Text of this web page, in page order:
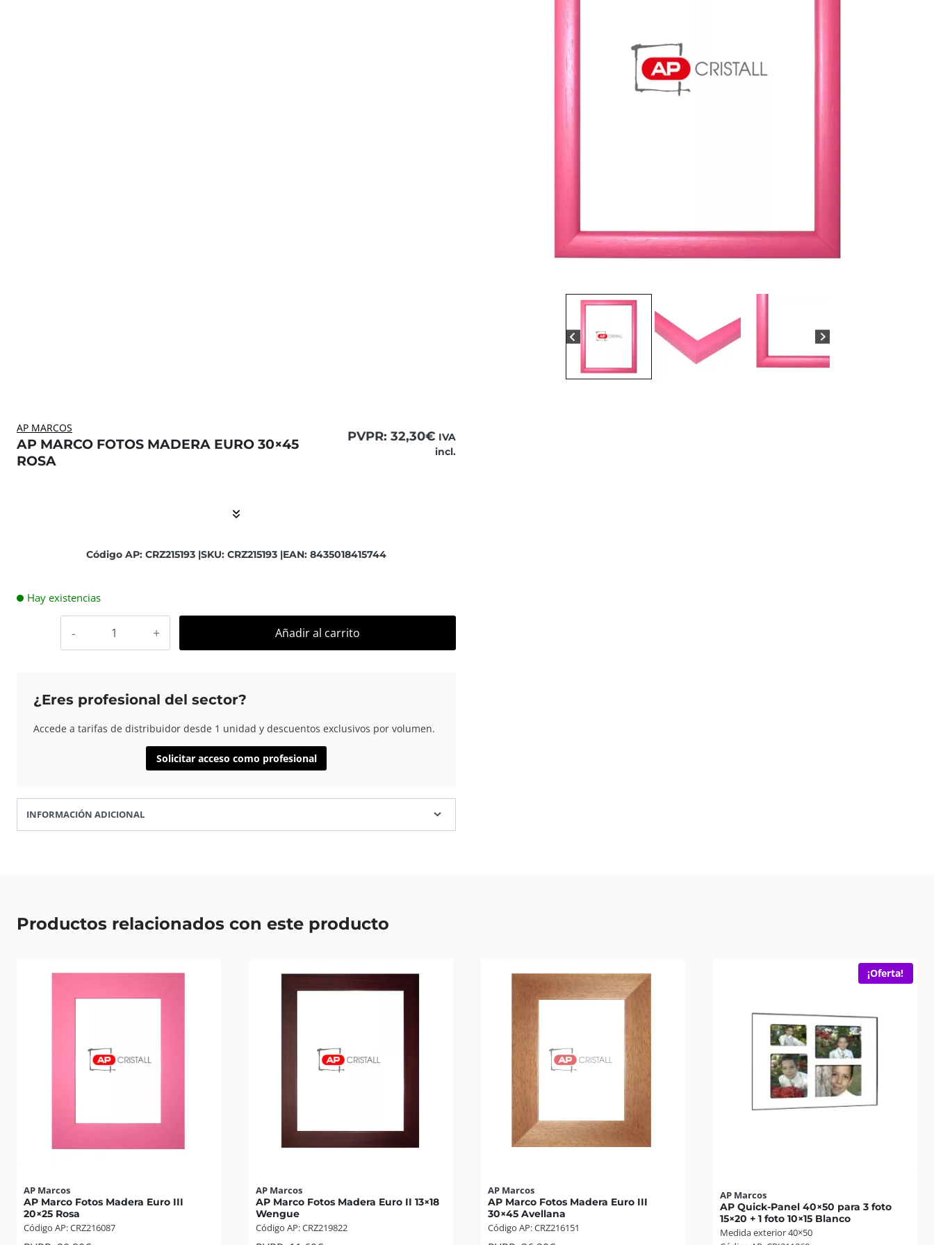
AP MARCOS
AP MARCO FOTOS MADERA EURO 30×45
ROSA
PVPR: 32,30€ IVA
incl.
Código AP: CRZ215193 |SKU: CRZ215193 |EAN: 8435018415744
Hay existencias
Euro
30×45
Rosa
Añadir al carrito
¿Eres profesional del sector?
Accede a tarifas de distribuidor desde 1 unidad y descuentos exclusivos por volumen.
Solicitar acceso como profesional
INFORMACIÓN ADICIONAL
Productos relacionados con este producto
AP Marcos
AP Marco Fotos Madera Euro III
20×25 Rosa
Código AP: CRZ216087
AP Marcos
AP Marco Fotos Madera Euro II 13×18
Wengue
Código AP: CRZ219822
AP Marcos
AP Marco Fotos Madera Euro III
30×45 Avellana
Código AP: CRZ216151
¡Oferta!
AP Marcos
AP Quick-Panel 40×50 para 3 foto
15×20 + 1 foto 10×15 Blanco
Medida exterior 40×50